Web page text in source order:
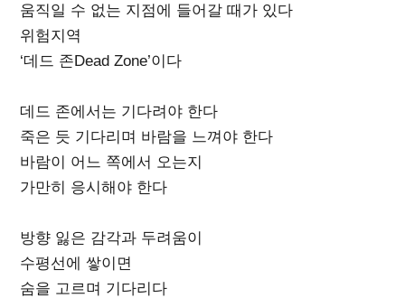
움직일 수 없는 지점에 들어갈 때가 있다
위험지역
‘데드 존Dead Zone’이다
데드 존에서는 기다려야 한다
죽은 듯 기다리며 바람을 느껴야 한다
바람이 어느 쪽에서 오는지
가만히 응시해야 한다
방향 잃은 감각과 두려움이
수평선에 쌓이면
숨을 고르며 기다리다